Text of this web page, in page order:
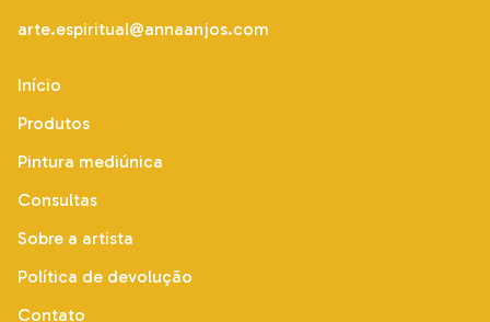
arte.espiritual@annaanjos.com
Início
Produtos
Pintura mediúnica
Consultas
Sobre a artista
Política de devolução
Contato